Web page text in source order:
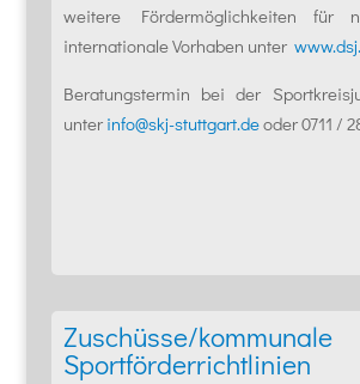
weitere Fördermöglichkeiten für
internationale Vorhaben unter
Beratungstermin bei der
unter info@skj-stuttgart.deoder 0711 /
Zuschüsse/kommunale
Sportförderrichtlinien